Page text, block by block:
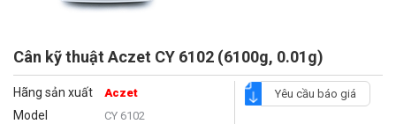
Cân kỹ thuật Aczet CY 6102 (6100g, 0.01g)
Hãng sản xuất Aczet
Model CY 6102
Yêu cầu báo giá